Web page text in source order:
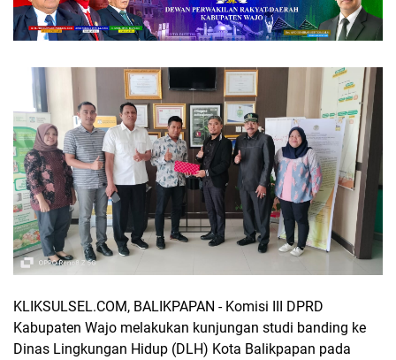
KLIKSULSEL.COM, BALIKPAPAN - Komisi III DPRD
Kabupaten Wajo melakukan kunjungan studi banding ke
Dinas Lingkungan Hidup (DLH) Kota Balikpapan pada